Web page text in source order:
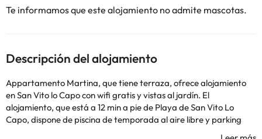
Te informamos que este alojamiento no admite mascotas.
Descripción del alojamiento
Appartamento Martina, que tiene terraza, ofrece alojamiento
en San Vito lo Capo con wifi gratis y vistas al jardín. El
alojamiento, que está a 12 min a pie de Playa de San Vito Lo
Capo, dispone de piscina de temporada al aire libre y parking